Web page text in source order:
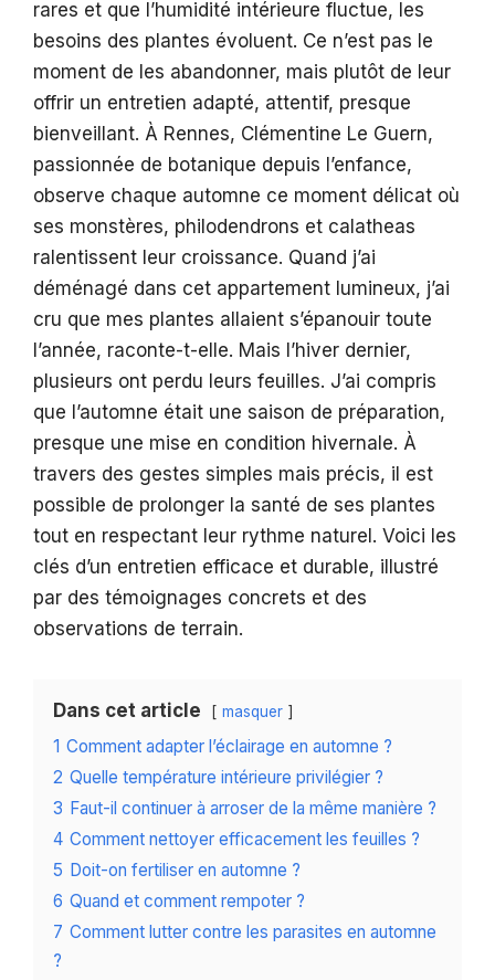
rares et que l’humidité intérieure fluctue, les
besoins des plantes évoluent. Ce n’est pas le
moment de les abandonner, mais plutôt de leur
offrir un entretien adapté, attentif, presque
bienveillant. À Rennes, Clémentine Le Guern,
passionnée de botanique depuis l’enfance,
observe chaque automne ce moment délicat où
ses monstères, philodendrons et calatheas
ralentissent leur croissance. Quand j’ai
déménagé dans cet appartement lumineux, j’ai
cru que mes plantes allaient s’épanouir toute
l’année, raconte-t-elle. Mais l’hiver dernier,
plusieurs ont perdu leurs feuilles. J’ai compris
que l’automne était une saison de préparation,
presque une mise en condition hivernale. À
travers des gestes simples mais précis, il est
possible de prolonger la santé de ses plantes
tout en respectant leur rythme naturel. Voici les
clés d’un entretien efficace et durable, illustré
par des témoignages concrets et des
observations de terrain.
Dans cet article masquer
1 Comment adapter l’éclairage en automne ?
2 Quelle température intérieure privilégier ?
3 Faut-il continuer à arroser de la même manière ?
4 Comment nettoyer efficacement les feuilles ?
5 Doit-on fertiliser en automne ?
6 Quand et comment rempoter ?
7 Comment lutter contre les parasites en automne
?